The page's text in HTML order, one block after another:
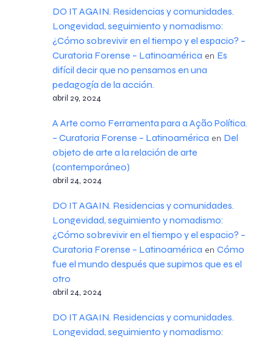
DO IT AGAIN. Residencias y comunidades.
Longevidad, seguimiento y nomadismo:
¿Cómo sobrevivir en el tiempo y el espacio? –
Curatoria Forense – Latinoamérica en Es
difícil decir que no pensamos en una
pedagogía de la acción.
abril 29, 2024
A Arte como Ferramenta para a Ação Política.
– Curatoria Forense – Latinoamérica en Del
objeto de arte a la relación de arte
(contemporáneo)
abril 24, 2024
DO IT AGAIN. Residencias y comunidades.
Longevidad, seguimiento y nomadismo:
¿Cómo sobrevivir en el tiempo y el espacio? –
Curatoria Forense – Latinoamérica en Cómo
fue el mundo después que supimos que es el
otro
abril 24, 2024
DO IT AGAIN. Residencias y comunidades.
Longevidad, seguimiento y nomadismo: